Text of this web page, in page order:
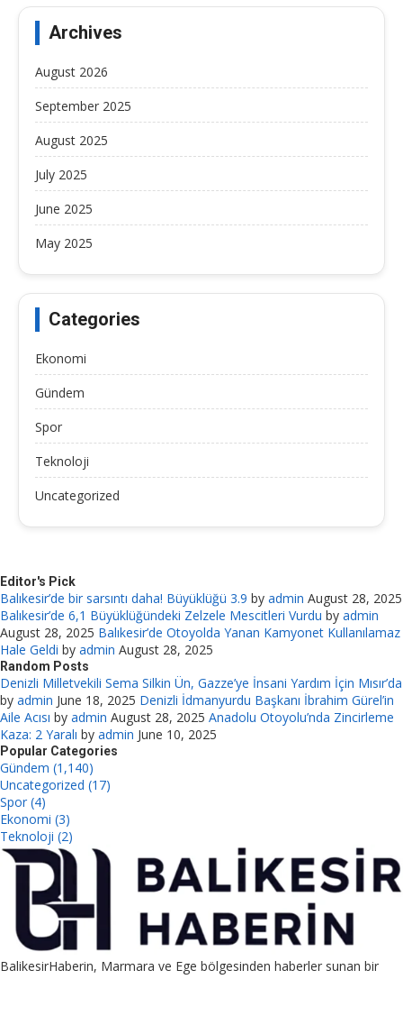
Archives
August 2026
September 2025
August 2025
July 2025
June 2025
May 2025
Categories
Ekonomi
Gündem
Spor
Teknoloji
Uncategorized
Editor's Pick
Balıkesir’de bir sarsıntı daha! Büyüklüğü 3.9 by admin August 28, 2025
Balıkesir’de 6,1 Büyüklüğündeki Zelzele Mescitleri Vurdu by admin
August 28, 2025 Balıkesir’de Otoyolda Yanan Kamyonet Kullanılamaz
Hale Geldi by admin August 28, 2025
Random Posts
Denizli Milletvekili Sema Silkin Ün, Gazze’ye İnsani Yardım İçin Mısır’da
by admin June 18, 2025 Denizli İdmanyurdu Başkanı İbrahim Gürel’in
Aile Acısı by admin August 28, 2025 Anadolu Otoyolu’nda Zincirleme
Kaza: 2 Yaralı by admin June 10, 2025
Popular Categories
Gündem (1,140)
Uncategorized (17)
Spor (4)
Ekonomi (3)
Teknoloji (2)
BalikesirHaberin, Marmara ve Ege bölgesinden haberler sunan bir